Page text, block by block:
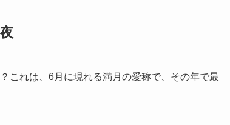
これは、6月に現れる満月の愛称で、その年で最